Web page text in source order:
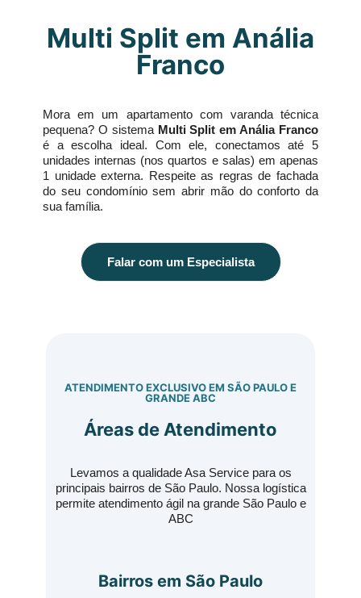
Multi Split em Anália
Franco
Mora em um apartamento com varanda técnica
pequena? O sistema Multi Split em Anália Franco
é a escolha ideal. Com ele, conectamos até 5
unidades internas (nos quartos e salas) em apenas
1 unidade externa. Respeite as regras de fachada
do seu condomínio sem abrir mão do conforto da
sua família.
Falar com um Especialista
ATENDIMENTO EXCLUSIVO EM SÃO PAULO E
GRANDE ABC
Áreas de Atendimento
Levamos a qualidade Asa Service para os
principais bairros de São Paulo. Nossa logística
permite atendimento ágil na grande São Paulo e
ABC
Bairros em São Paulo